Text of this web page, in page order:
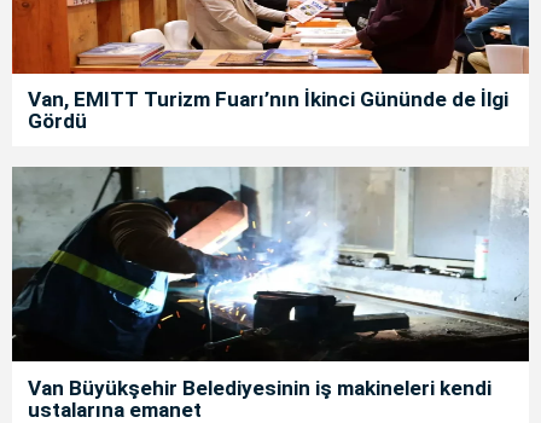
Van, EMITT Turizm Fuarı’nın İkinci Gününde de İlgi
Gördü
Van Büyükşehir Belediyesinin iş makineleri kendi
ustalarına emanet